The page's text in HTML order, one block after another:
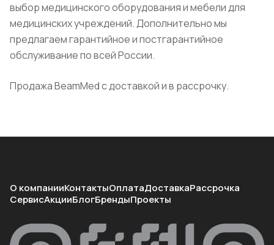
выбор медицинского оборудования и мебели для
медицинских учреждений. Дополнительно мы
предлагаем гарантийное и постгарантийное
обслуживание по всей России.
Продажа BeamMed с доставкой и в рассрочку.
О компанииКонтактыОплатаДоставкаРассрочка
СервисАкцииБлогБрендыПроекты